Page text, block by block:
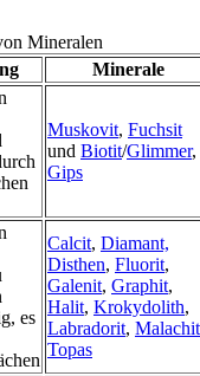
Mineralen
Minerale
Muskovit, Fuchsit
und Biotit/Glimmer,
Gips
es
Calcit, Diamant,
Disthen, Fluorit,
Galenit, Graphit,
Halit, Krokydolith,
Labradorit, Malachit
Topas